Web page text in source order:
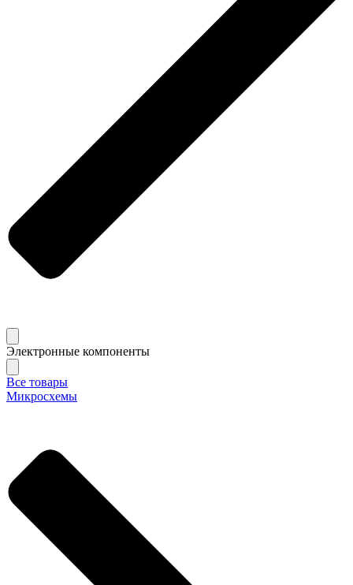
Электронные компоненты
Все товары
Микросхемы